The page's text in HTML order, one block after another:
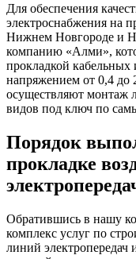
Для обеспечения
электроснабжения на
Нижнем Новгороде и
компанию «Алми»,
прокладкой
напряжением от 0,4
осуществляют монтаж
видов под ключ по
Порядок
прокладке
Обратившись в нашу
комплекс услуг по
линий электропередач